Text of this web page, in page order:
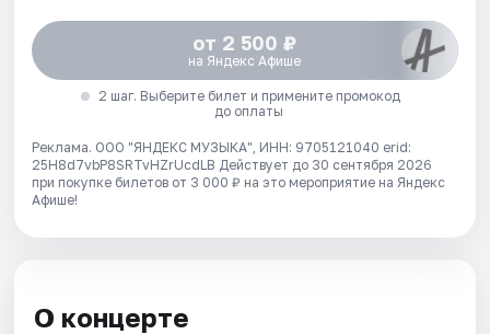
от 2 500 ₽
на Яндекс Афише
2 шаг. Выберите билет и примените промокод
до оплаты
Реклама. ООО "ЯНДЕКС МУЗЫКА", ИНН: 9705121040 erid:
25H8d7vbP8SRTvHZrUcdLB Действует до 30 сентября 2026
при покупке билетов от 3 000 ₽ на это мероприятие на Яндекс
Афише!
О концерте